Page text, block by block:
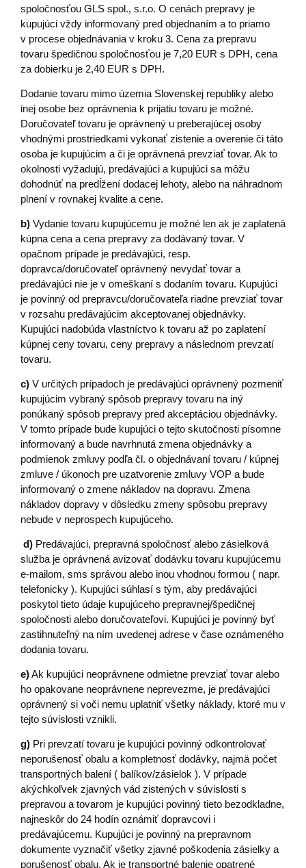
spoločnosťou GLS spol., s.r.o. O cenách prepravy je
kupujúci vždy informovaný pred objednaním a to priamo
v procese objednávania v kroku 3. Cena za prepravu
tovaru špedičnou spoločnosťou je 7,20 EUR s DPH, cena
za dobierku je 2,40 EUR s DPH.
Dodanie tovaru mimo územia Slovenskej republiky alebo
inej osobe bez oprávnenia k prijatiu tovaru je možné.
Doručovateľ tovaru je oprávnený u preberajúcej osoby
vhodnými prostriedkami vykonať zistenie a overenie či táto
osoba je kupujúcim a či je oprávnená prevziať tovar. Ak to
okolnosti vyžadujú, predávajúci a kupujúci sa môžu
dohodnúť na predĺžení dodacej lehoty, alebo na náhradnom
plnení v rovnakej kvalite a cene.
b) Vydanie tovaru kupujúcemu je možné len ak je zaplatená
kúpna cena a cena prepravy za dodávaný tovar. V
opačnom prípade je predávajúci, resp.
dopravca/doručovateľ oprávnený nevydať tovar a
predávajúci nie je v omeškaní s dodaním tovaru. Kupujúci
je povinný od prepravcu/doručovateľa riadne prevziať tovar
v rozsahu predávajúcim akceptovanej objednávky.
Kupujúci nadobúda vlastníctvo k tovaru až po zaplatení
kúpnej ceny tovaru, ceny prepravy a následnom prevzatí
tovaru.
c) V určitých prípadoch je predávajúci oprávnený pozmeniť
kupujúcim vybraný spôsob prepravy tovaru na iný
ponúkaný spôsob prepravy pred akceptáciou objednávky.
V tomto prípade bude kupujúci o tejto skutočnosti písomne
informovaný a bude navrhnutá zmena objednávky a
podmienok zmluvy podľa čl. o objednávaní tovaru / kúpnej
zmluve / úkonoch pre uzatvorenie zmluvy VOP a bude
informovaný o zmene nákladov na dopravu. Zmena
nákladov dopravy v dôsledku zmeny spôsobu prepravy
nebude v neprospech kupujúceho.
d) Predávajúci, prepravná spoločnosť alebo zásielková
služba je oprávnená avizovať dodávku tovaru kupujúcemu
e-mailom, sms správou alebo inou vhodnou formou ( napr.
telefonicky ). Kupujúci súhlasí s tým, aby predávajúci
poskytol tieto údaje kupujúceho prepravnej/špedičnej
spoločnosti alebo doručovateľovi. Kupujúci je povinný byť
zastihnuteľný na ním uvedenej adrese v čase oznámeného
dodania tovaru.
e)Ak kupujúci neoprávnene odmietne prevziať tovar alebo
ho opakovane neoprávnene neprevezme, je predávajúci
oprávnený si voči nemu uplatniť všetky náklady, ktoré mu v
tejto súvislosti vznikli.
g) Pri prevzatí tovaru je kupujúci povinný odkontrolovať
neporušenosť obalu a kompletnosť dodávky, najmä počet
transportných balení ( balíkov/zásielok ). V prípade
akýchkoľvek zjavných vád zistených v súvislosti s
prepravou a tovarom je kupujúci povinný tieto bezodkladne,
najneskôr do 24 hodín oznámiť dopravcovi i
predávajúcemu. Kupujúci je povinný na prepravnom
dokumente vyznačiť všetky zjavné poškodenia zásielky a
porušenosť obalu. Ak je transportné balenie opatrené